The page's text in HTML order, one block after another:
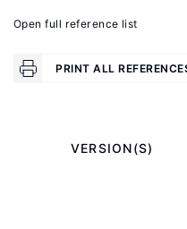
Welfare
Really
Indicators
Open full reference list
PRINT ALL